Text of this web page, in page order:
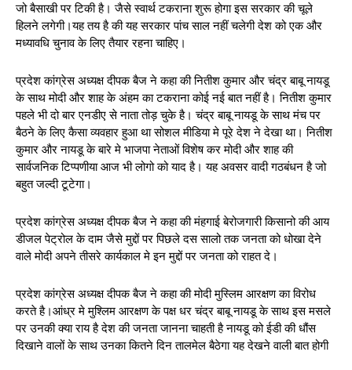
जो बैसाखी पर टिकी है। जैसे स्वार्थ टकराना शुरू होगा इस सरकार की चूले
हिलने लगेगी।यह तय है की यह सरकार पांच साल नहीं चलेगी देश को एक और
मध्यावधि चुनाव के लिए तैयार रहना चाहिए।
प्रदेश कांग्रेस अध्यक्ष दीपक बैज ने कहा की नितीश कुमार और चंद्र बाबू नायडू
के साथ मोदी और शाह के अंहम का टकराना कोई नई बात नहीं है। नितीश कुमार
पहले भी दो बार एनडीए से नाता तोड़ चुके है। चंद्र बाबू नायडू के साथ मंच पर
बैठने के लिए कैसा व्यवहार हुआ था सोशल मीडिया मे पूरे देश ने देखा था। नितीश
कुमार और नायडू के बारे मे भाजपा नेताओं विशेष कर मोदी और शाह की
सार्वजनिक टिप्पणीया आज भी लोगो को याद है। यह अवसर वादी गठबंधन है जो
बहुत जल्दी टूटेगा।
प्रदेश कांग्रेस अध्यक्ष दीपक बैज ने कहा की मंहगाई बेरोजगारी किसानो की आय
डीजल पेट्रोल के दाम जैसे मुद्दों पर पिछले दस सालो तक जनता को धोखा देने
वाले मोदी अपने तीसरे कार्यकाल मे इन मुद्दों पर जनता को राहत दे।
प्रदेश कांग्रेस अध्यक्ष दीपक बैज ने कहा की मोदी मुस्लिम आरक्षण का विरोध
करते है।आंध्र मे मुश्लिम आरक्षण के पक्ष धर चंद्र बाबू नायडू के साथ इस मसले
पर उनकी क्या राय है देश की जनता जानना चाहती है नायडू को ईडी की धौंस
दिखाने वालों के साथ उनका कितने दिन तालमेल बैठेगा यह देखने वाली बात होगी